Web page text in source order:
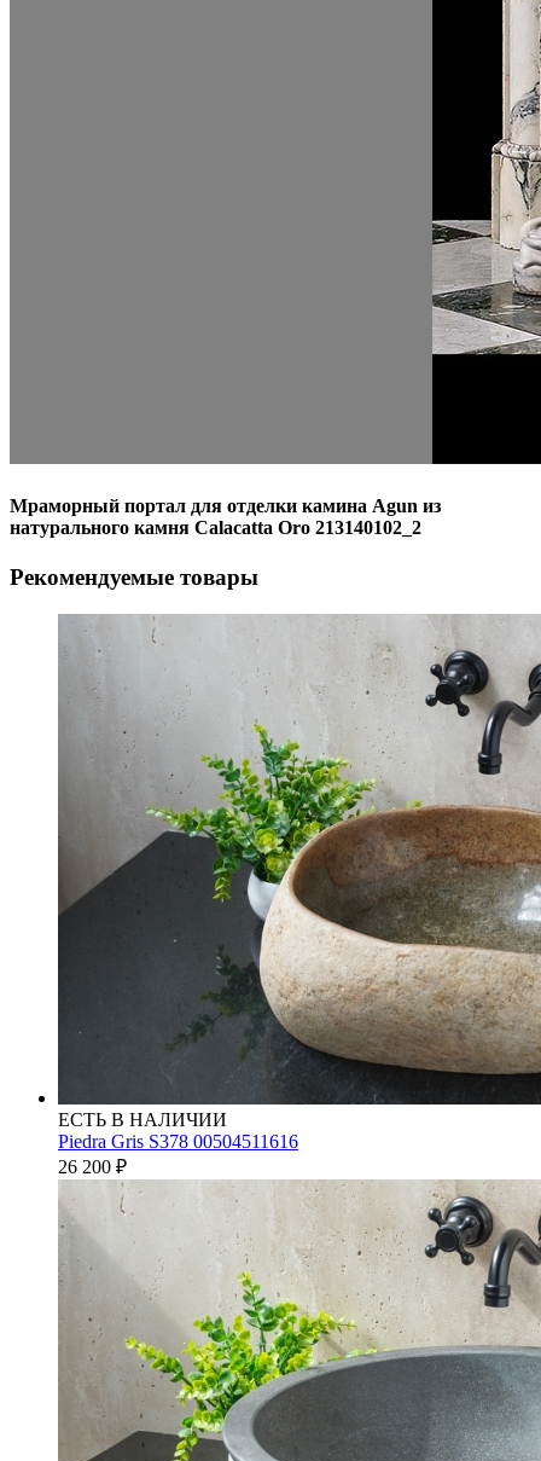
Мраморный портал для отделки камина Agun из
натурального камня Calacatta Oro 213140102_2
Рекомендуемые товары
ЕСТЬ В НАЛИЧИИ
Piedra Gris S378 00504511616
26 200 ₽